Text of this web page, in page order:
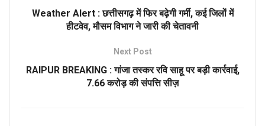
Weather Alert : छत्तीसगढ़ में फिर बढ़ेगी गर्मी, कई जिलों में
हीटवेव, मौसम विभाग ने जारी की चेतावनी
Next Post
RAIPUR BREAKING : गांजा तस्कर रवि साहू पर बड़ी कार्रवाई,
7.66 करोड़ की संपत्ति सीज़